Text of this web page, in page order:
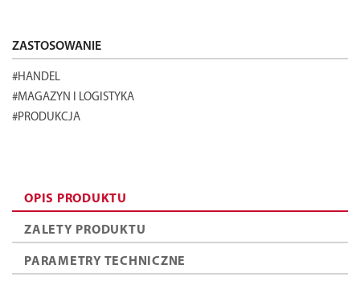
ZASTOSOWANIE
#HANDEL
#MAGAZYN I LOGISTYKA
#PRODUKCJA
OPIS PRODUKTU
ZALETY PRODUKTU
PARAMETRY TECHNICZNE